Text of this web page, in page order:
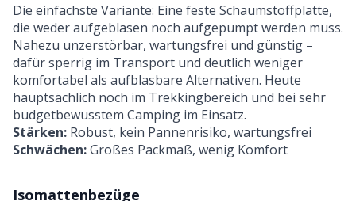
Die einfachste Variante: Eine feste Schaumstoffplatte,
die weder aufgeblasen noch aufgepumpt werden muss.
Nahezu unzerstörbar, wartungsfrei und günstig –
dafür sperrig im Transport und deutlich weniger
komfortabel als aufblasbare Alternativen. Heute
hauptsächlich noch im Trekkingbereich und bei sehr
budgetbewusstem Camping im Einsatz.
Stärken: Robust, kein Pannenrisiko, wartungsfrei
Schwächen:Großes Packmaß, wenig Komfort
Isomattenbezüge